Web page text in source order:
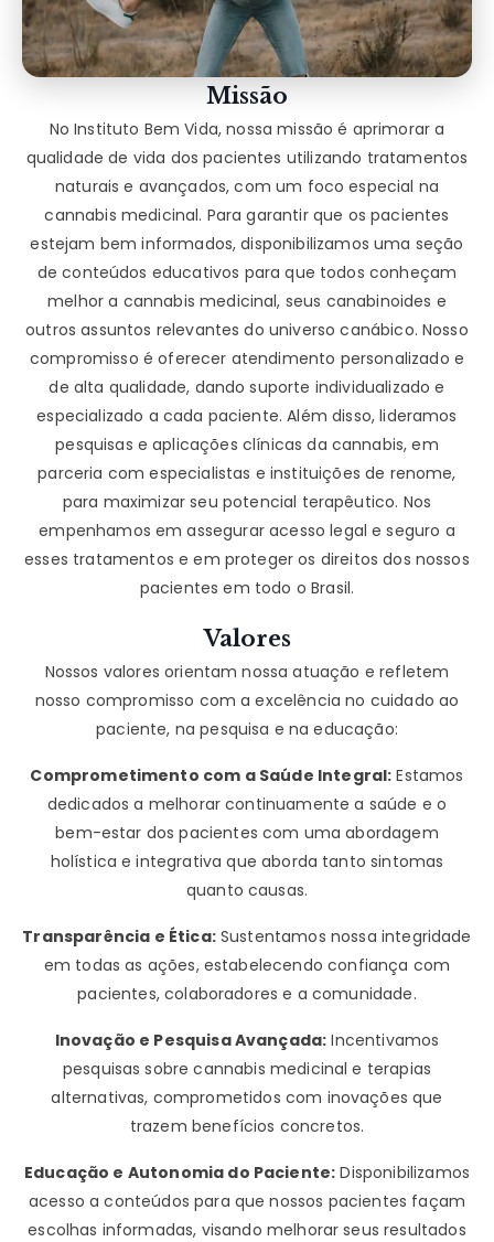
Missão
No Instituto Bem Vida, nossa missão é aprimorar a
qualidade de vida dos pacientes utilizando tratamentos
naturais e avançados, com um foco especial na
cannabis medicinal. Para garantir que os pacientes
estejam bem informados, disponibilizamos uma seção
de conteúdos educativos para que todos conheçam
melhor a cannabis medicinal, seus canabinoides e
outros assuntos relevantes do universo canábico. Nosso
compromisso é oferecer atendimento personalizado e
de alta qualidade, dando suporte individualizado e
especializado a cada paciente. Além disso, lideramos
pesquisas e aplicações clínicas da cannabis, em
parceria com especialistas e instituições de renome,
para maximizar seu potencial terapêutico. Nos
empenhamos em assegurar acesso legal e seguro a
esses tratamentos e em proteger os direitos dos nossos
pacientes em todo o Brasil.
Valores
Nossos valores orientam nossa atuação e refletem
nosso compromisso com a excelência no cuidado ao
paciente, na pesquisa e na educação:
Comprometimento com a Saúde Integral: Estamos
dedicados a melhorar continuamente a saúde e o
bem-estar dos pacientes com uma abordagem
holística e integrativa que aborda tanto sintomas
quanto causas.
Transparência e Ética:Sustentamos nossa integridade
em todas as ações, estabelecendo confiança com
pacientes, colaboradores e a comunidade.
Inovação e Pesquisa Avançada: Incentivamos
pesquisas sobre cannabis medicinal e terapias
alternativas, comprometidos com inovações que
trazem benefícios concretos.
Educação e Autonomia do Paciente: Disponibilizamos
acesso a conteúdos para que nossos pacientes façam
escolhas informadas, visando melhorar seus resultados